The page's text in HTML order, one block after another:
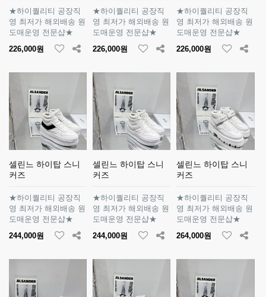
★하이퀄리티 공장직
영 최저가 해외배송 원
도매운영 전문샵★
226,000원
★하이퀄리티 공장직
영 최저가 해외배송 원
도매운영 전문샵★
226,000원
★하이퀄리티 공장직
영 최저가 해외배송 원
도매운영 전문샵★
226,000원
셀린느 하이탑 스니
커즈
★하이퀄리티 공장직
영 최저가 해외배송 원
도매운영 전문샵★
244,000원
셀린느 하이탑 스니
커즈
★하이퀄리티 공장직
영 최저가 해외배송 원
도매운영 전문샵★
244,000원
셀린느 하이탑 스니
커즈
★하이퀄리티 공장직
영 최저가 해외배송 원
도매운영 전문샵★
264,000원